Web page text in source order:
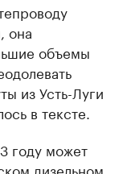
она
объемы
из Усть-Луги
в тексте.
году может
дизельном